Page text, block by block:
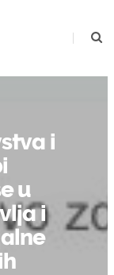
i
u
i